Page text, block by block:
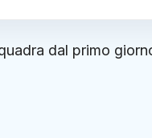
dal primo